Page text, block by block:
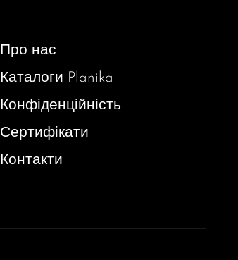
Про нас
Каталоги Planika
Конфіденційність
Сертифікати
Контакти